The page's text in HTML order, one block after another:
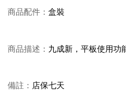
商品配件： 盒裝
商品描述： 九成新，平板使用功
備註： 店保七天